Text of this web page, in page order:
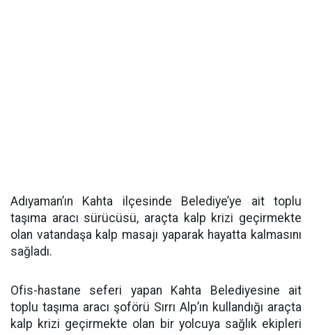
Adıyaman’ın Kahta ilçesinde Belediye’ye ait toplu
taşıma aracı sürücüsü, araçta kalp krizi geçirmekte
olan vatandaşa kalp masajı yaparak hayatta kalmasını
sağladı.
Ofis-hastane seferi yapan Kahta Belediyesine ait
toplu taşıma aracı şoförü Sırrı Alp’ın kullandığı araçta
kalp krizi geçirmekte olan bir yolcuya sağlık ekipleri